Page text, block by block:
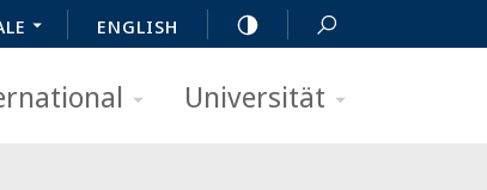
ENGLISH
Universität